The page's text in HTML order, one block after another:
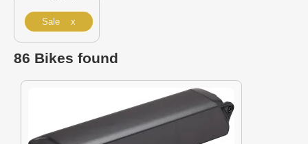
Sale x
86 Bikes found